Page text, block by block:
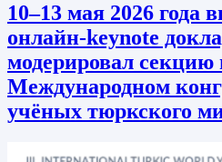
10–13 мая 2026 года
онлайн-keynote
модерировал
Международном
учёных тюркского